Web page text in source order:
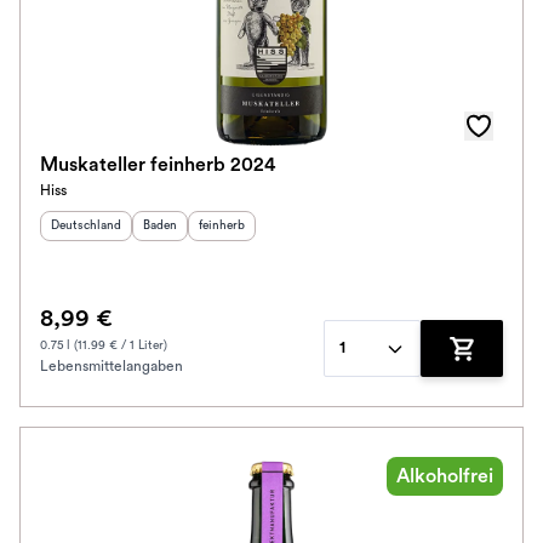
Muskateller feinherb 2024
Hiss
Herkunftsland
Deutschland Herkunftsregion:
Baden Geschmack
feinherb
8,99 €
0.75 l (11.99 € / 1 Liter)
Lebensmittelangaben
1
Zum
Alkoholfrei